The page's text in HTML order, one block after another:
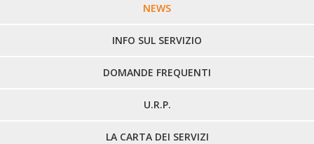
LINEE URBANE VERCELLI
LINEE EXTRAURBANE
NEWS
INFO SUL SERVIZIO
DOMANDE FREQUENTI
U.R.P.
LA CARTA DEI SERVIZI